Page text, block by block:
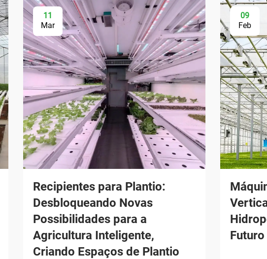
11
Mar
Recipientes para Plantio:
Desbloqueando Novas
Possibilidades para a
Agricultura Inteligente,
Criando Espaços de Plantio
09
Feb